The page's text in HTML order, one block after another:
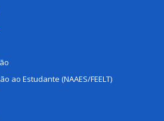
ao Estudante (NAAES/FEELT)